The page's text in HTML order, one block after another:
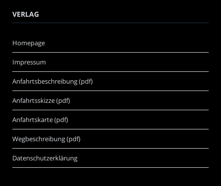
VERLAG
Homepage
Impressum
Anfahrtsbeschreibung (pdf)
Anfahrtsskizze (pdf)
Anfahrtskarte (pdf)
Wegbeschreibung (pdf)
Datenschutzerklärung